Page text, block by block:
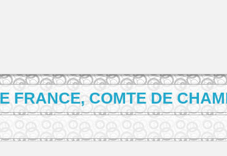
FRANCE, COMTE DE